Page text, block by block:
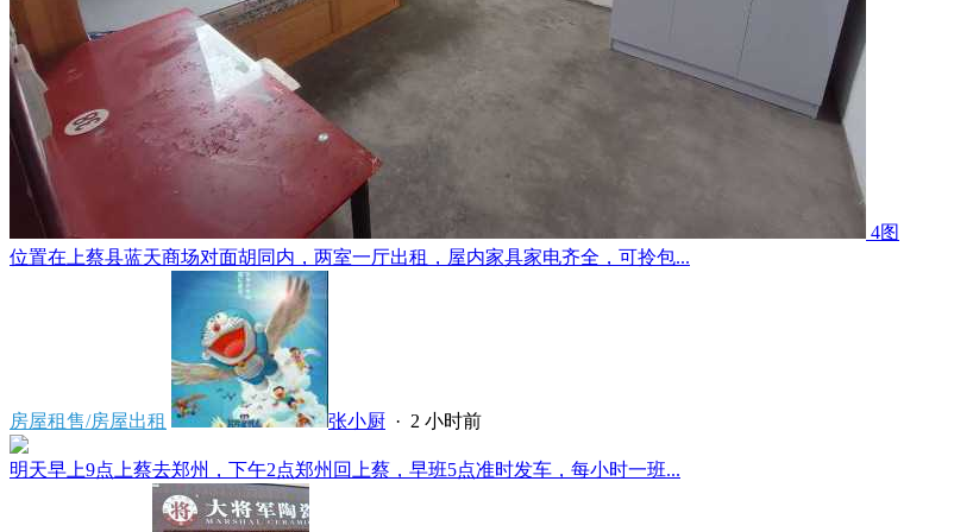
4图
位置在上蔡县蓝天商场对面胡同内，两室一厅出租，屋内家具家电齐全，可拎包...
房屋租售/房屋出租 张小厨 · 2 小时前
明天早上9点上蔡去郑州，下午2点郑州回上蔡，早班5点准时发车，每小时一班...